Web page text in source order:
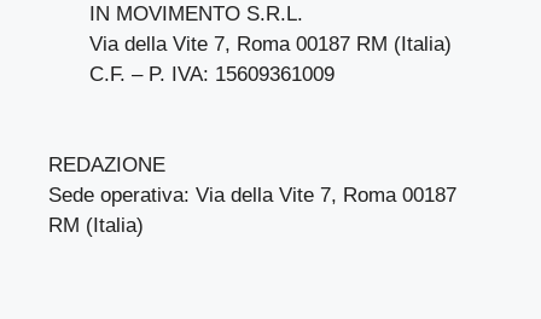
IN MOVIMENTO S.R.L.
Via della Vite 7, Roma 00187 RM (Italia)
C.F. – P. IVA: 15609361009
REDAZIONE
Sede operativa: Via della Vite 7, Roma 00187
RM (Italia)